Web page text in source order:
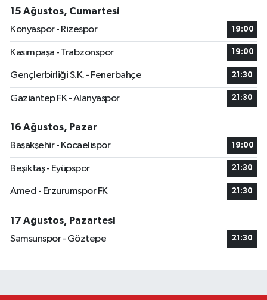
15 Ağustos, Cumartesi
Konyaspor - Rizespor
19:00
Kasımpaşa - Trabzonspor 19:00
Gençlerbirliği S.K. - Fenerbahçe 21:30
Gaziantep FK - Alanyaspor 21:30
16 Ağustos, Pazar
Başakşehir - Kocaelispor
19:00
Beşiktaş - Eyüpspor 21:30
Amed - Erzurumspor FK 21:30
17 Ağustos, Pazartesi
Samsunspor - Göztepe
21:30